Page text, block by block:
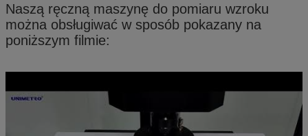
Naszą ręczną maszynę do pomiaru wzroku
można obsługiwać w sposób pokazany na
poniższym filmie: